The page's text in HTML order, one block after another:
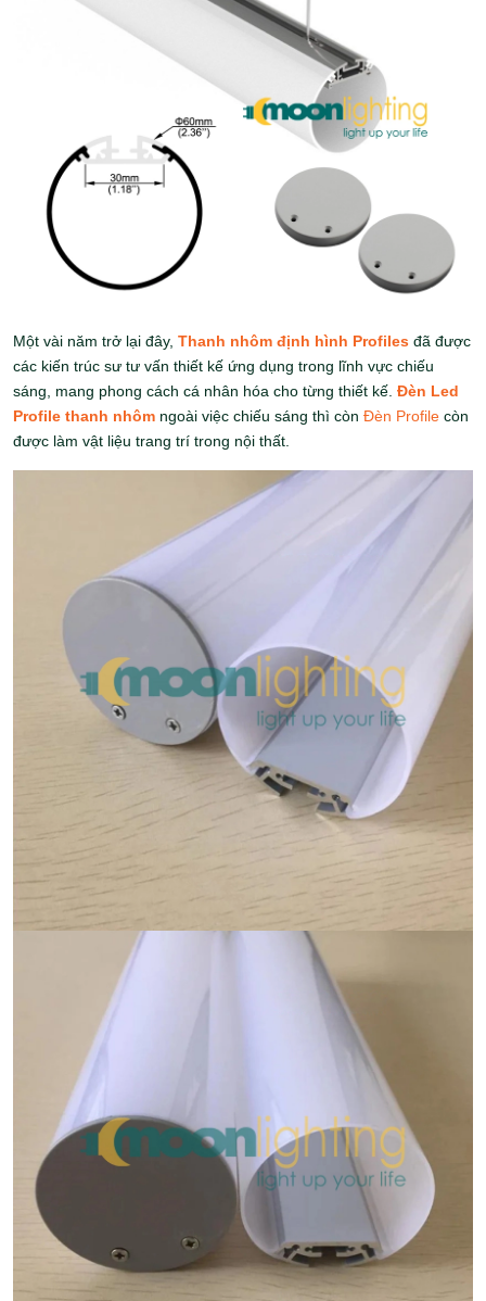
Một vài năm trở lại đây, Thanh nhôm định hình Profiles đã được
các kiến trúc sư tư vấn thiết kế ứng dụng trong lĩnh vực chiếu
sáng, mang phong cách cá nhân hóa cho từng thiết kế. Đèn Led
Profile thanh nhôm ngoài việc chiếu sáng thì còn Đèn Profile còn
được làm vật liệu trang trí trong nội thất.